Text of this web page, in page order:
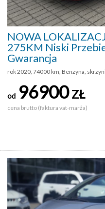
NOWA
275KM Niski
Gwarancja
rok 2020, 74000 km, Benzyna,
od 96900ZŁ
cena brutto (faktura vat-marża)